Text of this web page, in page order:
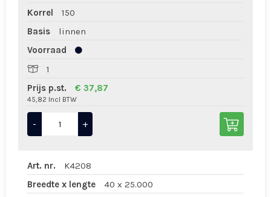
Korrel
150
Basis
linnen
Voorraad
1
Prijs p.st.
€ 37,87
45,82 Incl BTW
- +
Art. nr.
K4208
Breedte x lengte
40 x 25.000